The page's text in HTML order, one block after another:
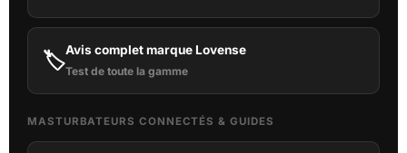
🏷️Avis complet marque Lovense
Test de toute la gamme
MASTURBATEURS CONNECTÉS & GUIDES